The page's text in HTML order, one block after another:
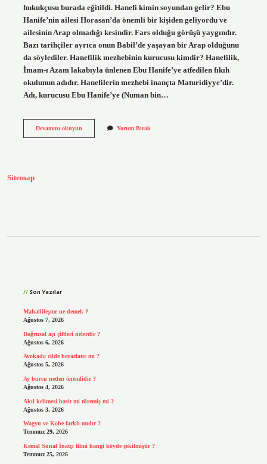
hukukçusu burada eğitildi. Hanefi kimin soyundan gelir? Ebu
Hanife’nin ailesi Horasan’da önemli bir kişiden geliyordu ve
ailesinin Arap olmadığı kesindir. Fars olduğu görüşü yaygındır.
Bazı tarihçiler ayrıca onun Babil’de yaşayan bir Arap olduğunu
da söylediler. Hanefilik mezhebinin kurucusu kimdir? Hanefilik,
İmam-ı Azam lakabıyla ünlenen Ebu Hanife’ye atfedilen fıkıh
okulunun adıdır. Hanefilerin mezhebi inançta Maturidiyye’dir.
Adı, kurucusu Ebu Hanife’ye (Numan bin…
Devamını okuyunHanefi
Yorum Bırak
Sitemap
Son Yazılar
Mahallileşme ne demek ?
Ağustos 7, 2026
Doğrusal açı çiftleri nelerdir ?
Ağustos 6, 2026
Avokado cilde beyazlatır mı ?
Ağustos 5, 2026
Ay burcu neden önemlidir ?
Ağustos 4, 2026
Akıl kelimesi basit mi türemiş mi ?
Ağustos 3, 2026
Wagyu ve Kobe farklı mıdır ?
Temmuz 29, 2026
Kemal Sunal İnatçı filmi hangi köyde çekilmiştir ?
Temmuz 25, 2026